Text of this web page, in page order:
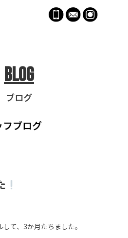
Blog
ブログ
フブログ
て、3か月たちました。